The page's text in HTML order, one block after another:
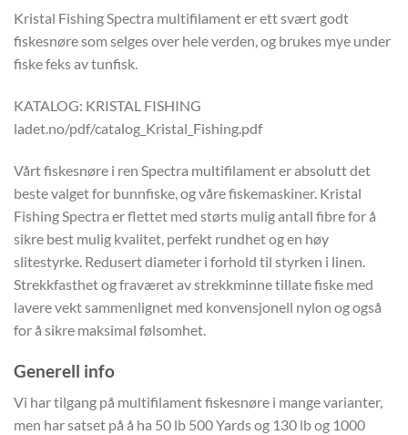
Kristal Fishing Spectra multifilament er ett svært godt
fiskesnøre som selges over hele verden, og brukes mye under
fiske feks av tunfisk.
KATALOG: KRISTAL FISHING
ladet.no/pdf/catalog_Kristal_Fishing.pdf
Vårt fiskesnøre i ren Spectra multifilament er absolutt det
beste valget for bunnfiske, og våre fiskemaskiner. Kristal
Fishing Spectra er flettet med størts mulig antall fibre for å
sikre best mulig kvalitet, perfekt rundhet og en høy
slitestyrke. Redusert diameter i forhold til styrken i linen.
Strekkfasthet og fraværet av strekkminne tillate fiske med
lavere vekt sammenlignet med konvensjonell nylon og også
for å sikre maksimal følsomhet.
Generell info
Vi har tilgang på multifilament fiskesnøre i mange varianter,
men har satset på å ha 50 lb 500 Yards og 130 lb og 1000